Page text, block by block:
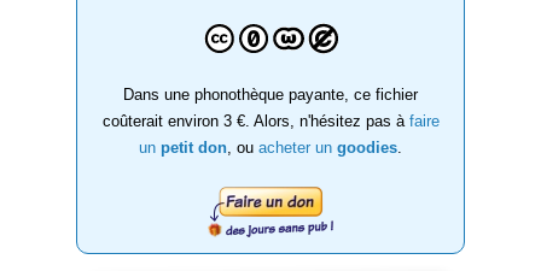
Dans une phonothèque payante, ce fichier
coûterait environ 3 €. Alors, n'hésitez pas à faire
un petit don , ou acheter un goodies